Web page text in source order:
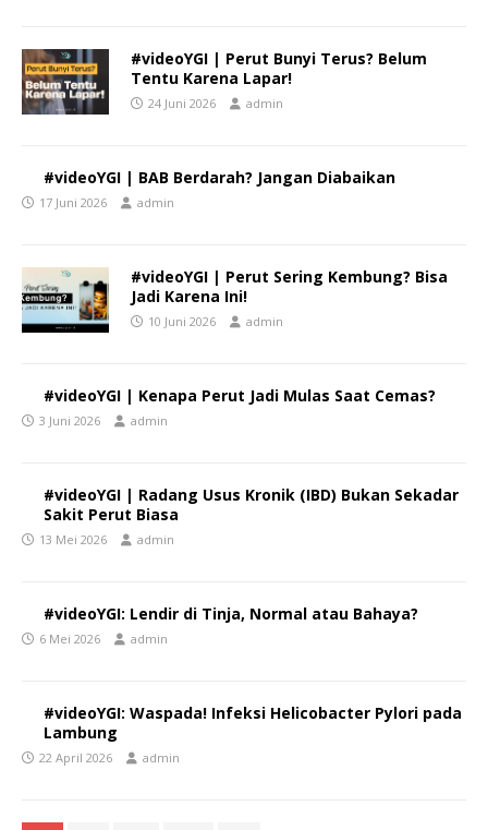
#videoYGI | Perut Bunyi Terus? Belum
Tentu Karena Lapar!
24 Juni 2026 admin
#videoYGI | BAB Berdarah? Jangan Diabaikan
17 Juni 2026 admin
#videoYGI | Perut Sering Kembung? Bisa
Jadi Karena Ini!
10 Juni 2026 admin
#videoYGI | Kenapa Perut Jadi Mulas Saat Cemas?
3 Juni 2026 admin
#videoYGI | Radang Usus Kronik (IBD) Bukan Sekadar
Sakit Perut Biasa
13 Mei 2026 admin
#videoYGI: Lendir di Tinja, Normal atau Bahaya?
6 Mei 2026 admin
#videoYGI: Waspada! Infeksi Helicobacter Pylori pada
Lambung
22 April 2026 admin